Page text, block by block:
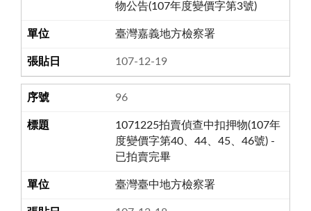
物公告(107年度變價字第3號)
臺灣嘉義地方檢察署
107-12-19
96
1071225拍賣偵查中扣押物(107年
度變價字第40、44、45、46號) -
已拍賣完畢
臺灣臺中地方檢察署